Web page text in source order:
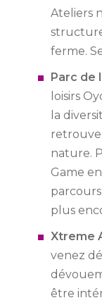
Ateliers
ferme.
Parc de
loisirs
la
nature.
Game
plus
Xtreme
venez
être